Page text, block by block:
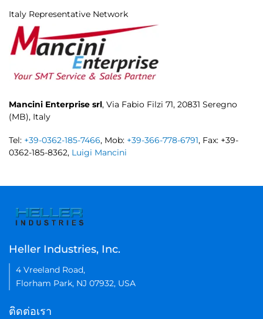
Italy Representative Network
Mancini Enterprise srl, Via Fabio Filzi 71, 20831 Seregno
(MB), Italy
Tel: +39-0362-185-7466, Mob: +39-366-778-6791, Fax: +39-
0362-185-8362, Luigi Mancini
Heller Industries, Inc.
4 Vreeland Road,
Florham Park, NJ 07932, USA
ติดต่อเรา